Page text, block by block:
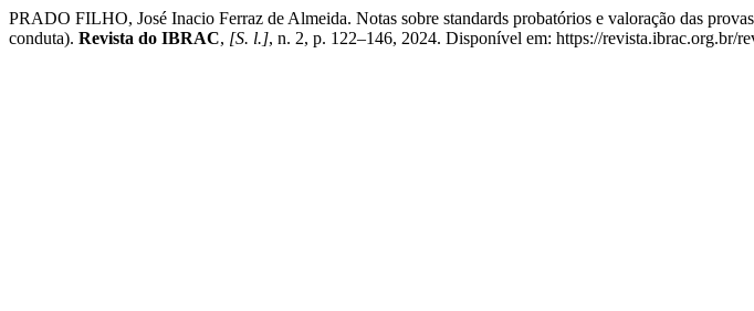
PRADO FILHO, José Inacio Ferraz de Almeida. Notas sobre standards probatórios e valoração das
conduta). Revista do IBRAC, [S. l.], n. 2, p. 122–146, 2024. Disponível em: https://revista.ibrac.org.br/